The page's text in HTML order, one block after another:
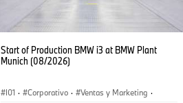
Start of Production BMW i3 at BMW Plant
Munich (08/2026)
I01 · Corporativo · Ventas y Marketing ·